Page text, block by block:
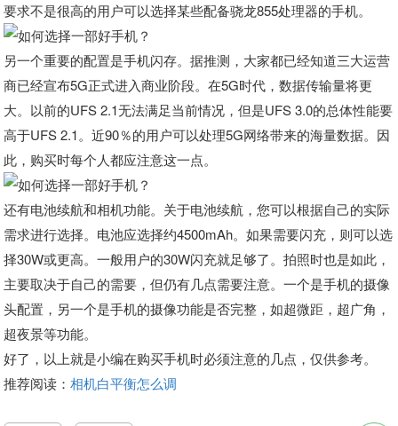
要求不是很高的用户可以选择某些配备骁龙855处理器的手机。
另一个重要的配置是手机闪存。据推测，大家都已经知道三大运营
商已经宣布5G正式进入商业阶段。在5G时代，数据传输量将更
大。以前的UFS 2.1无法满足当前情况，但是UFS 3.0的总体性能要
高于UFS 2.1。近90％的用户可以处理5G网络带来的海量数据。因
此，购买时每个人都应注意这一点。
还有电池续航和相机功能。关于电池续航，您可以根据自己的实际
需求进行选择。电池应选择约4500mAh。如果需要闪充，则可以选
择30W或更高。一般用户的30W闪充就足够了。拍照时也是如此，
主要取决于自己的需要，但仍有几点需要注意。一个是手机的摄像
头配置，另一个是手机的摄像功能是否完整，如超微距，超广角，
超夜景等功能。
好了，以上就是小编在购买手机时必须注意的几点，仅供参考。
推荐阅读：相机白平衡怎么调